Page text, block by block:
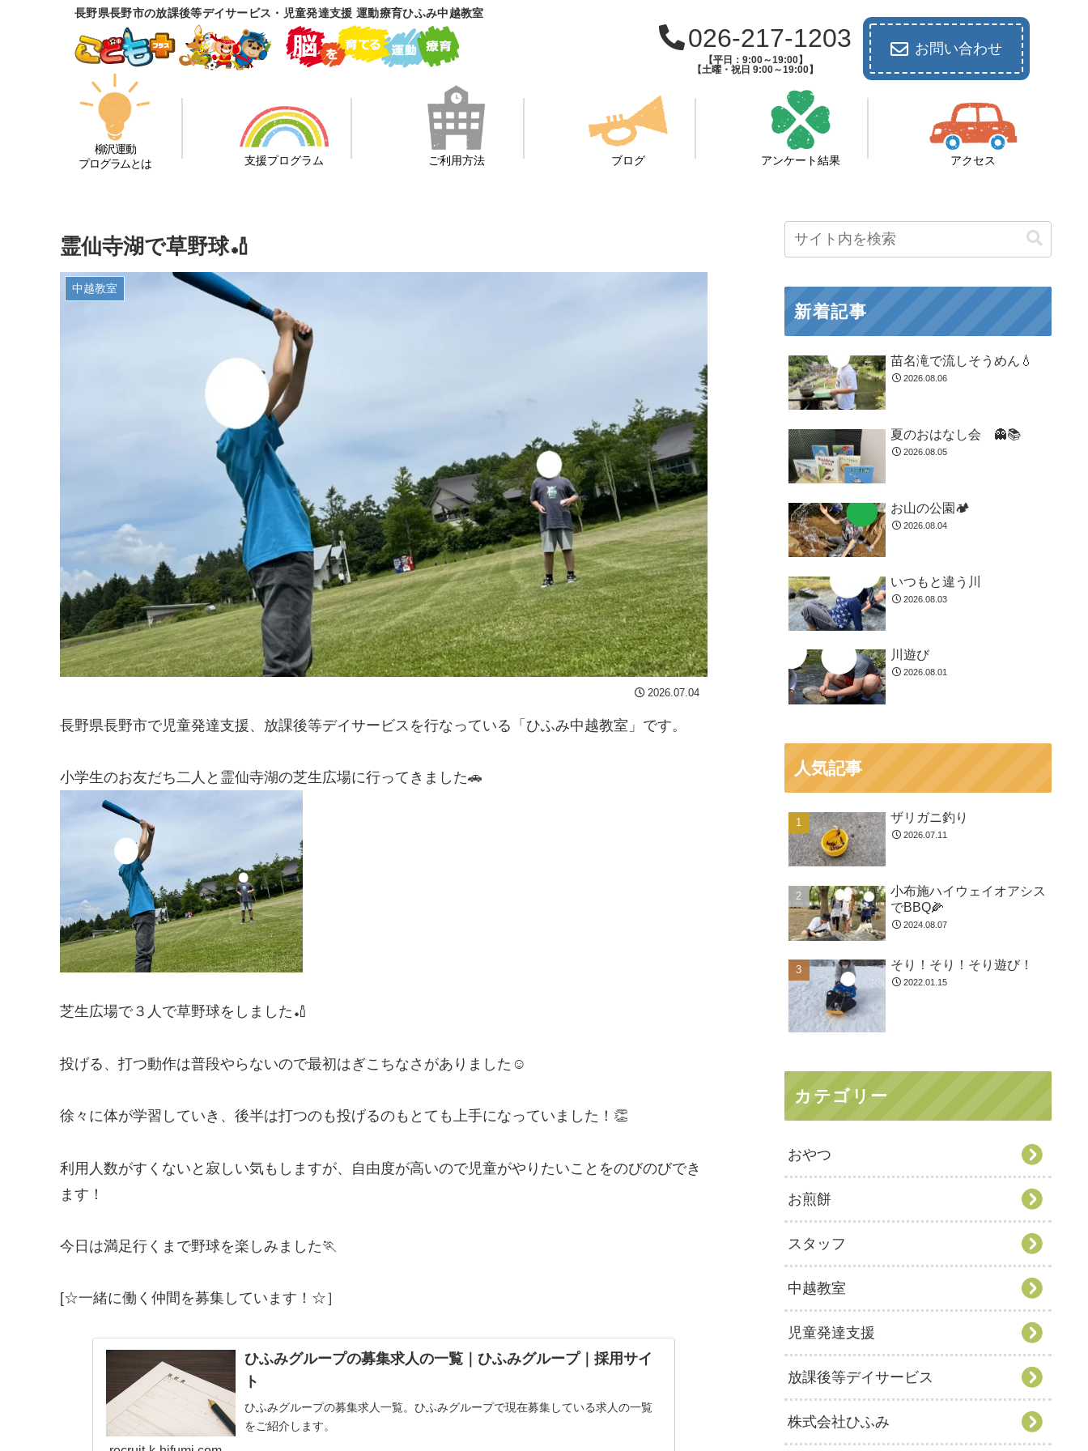
長野県長野市の放課後等デイサービス・児童発達支援 運動療育ひふみ中越教室
026-217-1203
【平日：9:00～19:00】
【土曜・祝日 9:00～19:00】
お問い合わせ
柳沢運動
プログラムとは
支援プログラム ご利用方法 ブログ アンケート結果 アクセス
霊仙寺湖で草野球🏏
中越教室
2026.07.04
長野県長野市で児童発達支援、放課後等デイサービスを行なっている「ひふみ中越教室」です。
小学生のお友だち二人と霊仙寺湖の芝生広場に行ってきました🚗
芝生広場で３人で草野球をしました🏏
投げる、打つ動作は普段やらないので最初はぎこちなさがありました☺️
徐々に体が学習していき、後半は打つのも投げるのもとても上手になっていました！👏
利用人数がすくないと寂しい気もしますが、自由度が高いので児童がやりたいことをのびのびでき
ます！
今日は満足行くまで野球を楽しみました🏃
[☆一緒に働く仲間を募集しています！☆］
ひふみグループの募集求人の一覧｜ひふみグループ｜採用サイ
ト
ひふみグループの募集求人一覧。ひふみグループで現在募集している求人の一覧
をご紹介します。
新着記事
苗名滝で流しそうめん💧
2026.08.06
夏のおはなし会 👻📚️
2026.08.05
お山の公園🏕️
2026.08.04
いつもと違う川
2026.08.03
川遊び
2026.08.01
人気記事
ザリガニ釣り
2026.07.11
小布施ハイウェイオアシス
でBBQ🌽
2024.08.07
そり！そり！そり遊び！
2022.01.15
カテゴリー
おやつ
お煎餅
スタッフ
中越教室
児童発達支援
放課後等デイサービス
株式会社ひふみ